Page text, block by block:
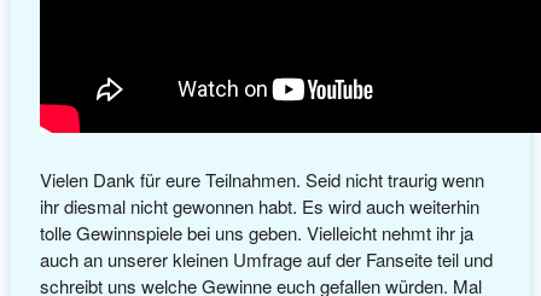
Vielen Dank für eure Teilnahmen. Seid nicht traurig wenn
ihr diesmal nicht gewonnen habt. Es wird auch weiterhin
tolle Gewinnspiele bei uns geben. Vielleicht nehmt ihr ja
auch an unserer kleinen Umfrage auf der Fanseite teil und
schreibt uns welche Gewinne euch gefallen würden. Mal